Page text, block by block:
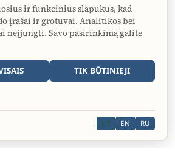
ir funkcinius slapukus, kad
įrašai ir grotuvai. Analitikos bei
neįjungti. Savo pasirinkimą galite
TIK BŪTINIEJI
LT EN RU